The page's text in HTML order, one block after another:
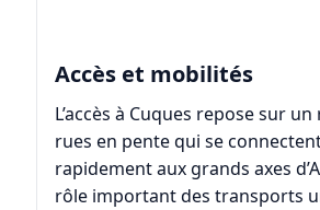
Accès et mobilités
L’accès à Cuques repose sur
rues en pente qui se
rapidement aux grands axes
rôle important des transports